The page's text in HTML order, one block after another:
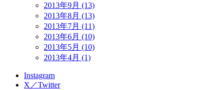
2013年9月 (13)
2013年8月 (13)
2013年7月 (11)
2013年6月 (10)
2013年5月 (10)
2013年4月 (1)
Instagram
X／Twitter